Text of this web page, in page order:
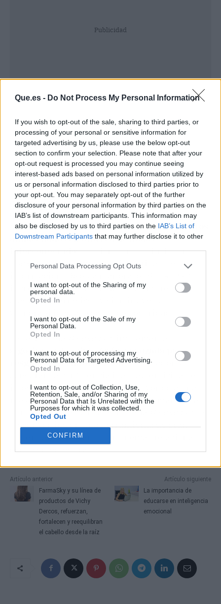
Que.es - Do Not Process My Personal Information
If you wish to opt-out of the sale, sharing to third parties, or
processing of your personal or sensitive information for
targeted advertising by us, please use the below opt-out
section to confirm your selection. Please note that after your
opt-out request is processed you may continue seeing
interest-based ads based on personal information utilized by
us or personal information disclosed to third parties prior to
your opt-out. You may separately opt-out of the further
disclosure of your personal information by third parties on the
IAB’s list of downstream participants. This information may
also be disclosed by us to third parties on the IAB’s List of
Downstream Participants that may further disclose it to other
Personal Data Processing Opt Outs
I want to opt-out of the Sharing of my
personal data.
Opted In
I want to opt-out of the Sale of my
Personal Data.
Opted In
I want to opt-out of processing my
Personal Data for Targeted Advertising.
Opted In
I want to opt-out of Collection, Use,
Retention, Sale, and/or Sharing of my
Personal Data that Is Unrelated with the
Purposes for which it was collected.
Opted Out
CONFIRM
Publicidad
Los sistemas centralizados tradicionales
almacenan la información en un solo lugar, lo
que facilita el acceso a loshackersa los datos.
Sin embargo, elBlockchaindistribuye losdatos
almacenados en una red de nodos
interconectados, haciendo más difícil para el
hackerel comprometer la integridad de la
incrementa la resistencia de la empresa a los
ataques cibernéticos y disminuye su
La tecnología
algoritmos de criptografía avanzada para
resguardar la información. Estos, además,
aseguran la confidencialidad, autenticidad e
integridad de los datos, contribuyendo a una
mejor seguridad de la información manejada
por la empresa. Así, la tecnología
ha convertido en una herramienta de gran
poder para abordar los problemas relacionados
con la ciberseguridad.
Artículo anterior
FarmaSky y su línea de
productos de Vichy
Dercos, refuerzan,
fortalecen y reequilibran
el cabello desde la raíz
Artículo siguiente
La importancia de
educarse en inteligencia
emocional